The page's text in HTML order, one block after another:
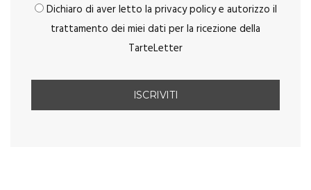
Dichiaro di aver letto la privacy policy e autorizzo il
trattamento dei miei dati per la ricezione della
TarteLetter